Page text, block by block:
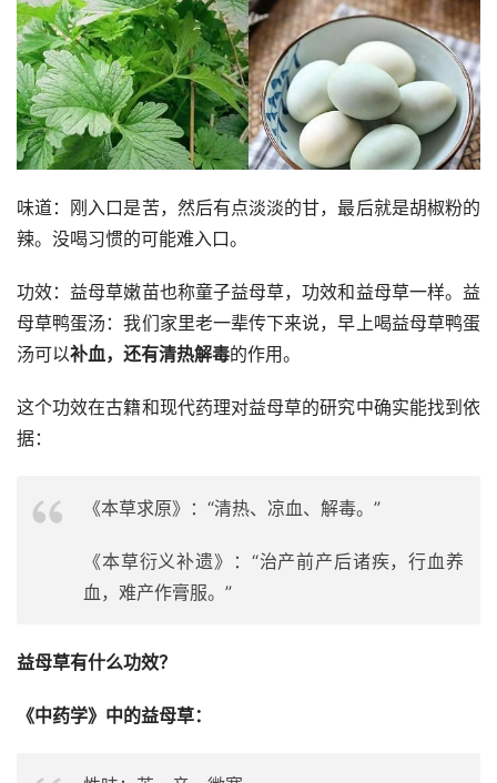
味道：刚入口是苦，然后有点淡淡的甘，最后就是胡椒粉的
辣。没喝习惯的可能难入口。
功效：益母草嫩苗也称童子益母草，功效和益母草一样。益
母草鸭蛋汤：我们家里老一辈传下来说，早上喝益母草鸭蛋
汤可以补血，还有清热解毒的作用。
这个功效在古籍和现代药理对益母草的研究中确实能找到依
据：
《本草求原》：“清热、凉血、解毒。”
《本草衍义补遗》：“治产前产后诸疾，行血养
血，难产作膏服。”
益母草有什么功效？
《中药学》中的益母草：